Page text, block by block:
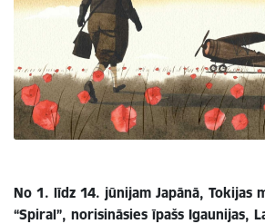
No 1. līdz 14. jūnijam Japānā, Tokijas
“Spiral”, norisināsies īpašs Igaunijas,